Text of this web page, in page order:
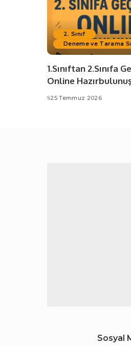
2. Sınıf
Deneme ve Tarama
1.Sınıftan 2.Sınıfa
Online
25 Temmuz 2026
Sosyal